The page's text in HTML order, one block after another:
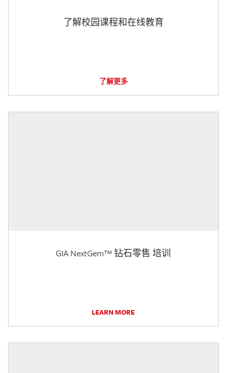
了解校园课程和在线教育
了解更多
GIA NextGem™ 钻石零售 培训
LEARN MORE